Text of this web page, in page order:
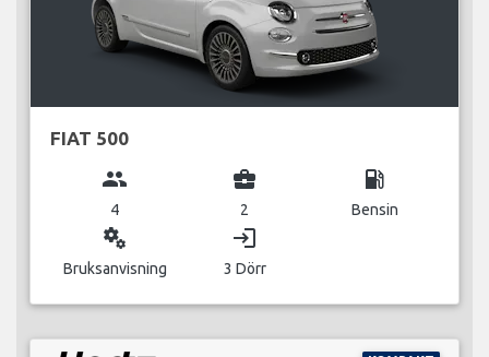
FIAT 500
group
4
business_center
2
local_gas_station
Bensin
miscellaneous_services
Bruksanvisning
login
3 Dörr